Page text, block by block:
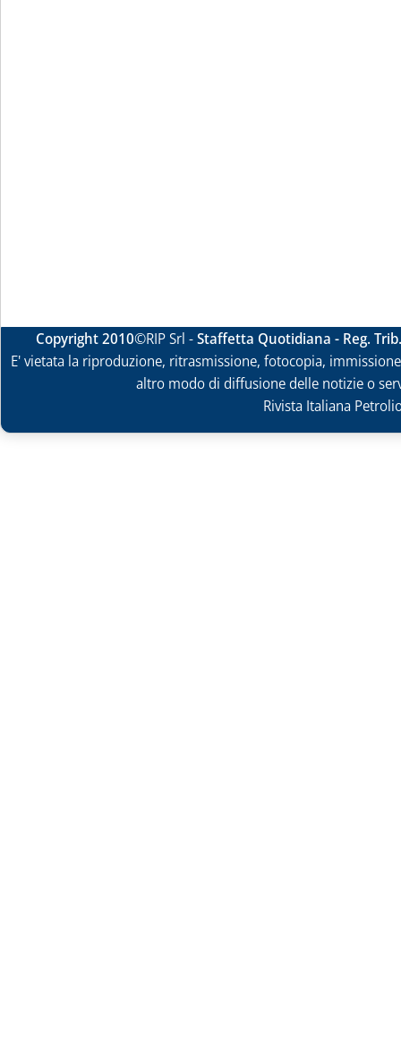
Copyright 2010©RIP Srl -Staffetta Quotidiana - Reg.
E' vietata la riproduzione, ritrasmissione, fotocopia,
altro modo di diffusione delle notizie o
Rivista Italiana